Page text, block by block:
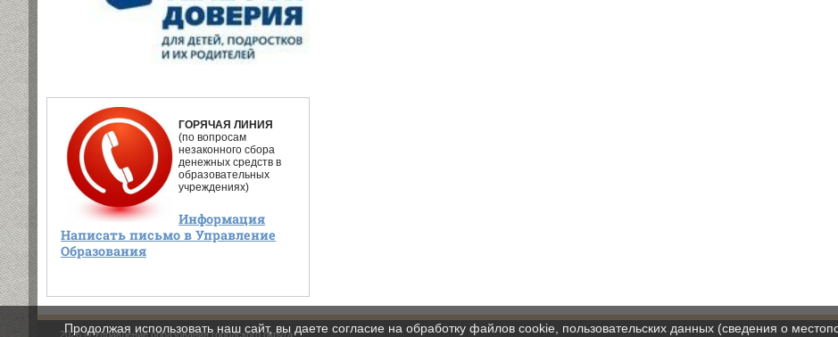
ГОРЯЧАЯ ЛИНИЯ
(по вопросам
незаконного сбора
денежных средств в
образовательных
учреждениях)
Информация
Написать письмо в Управление
Образования
2026 © Управление образования городского округа
Продолжая использовать наш сайт, вы даете согласие на обработку файлов cookie, пользовательских данных (сведения о